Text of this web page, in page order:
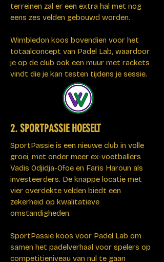
terreinen zal er een extra hal met nog
eens zes velden gebouwd worden.
Wimbledon koos bovendien voor het
totaalconcept van Padel Lab, waardoor
je op de club ook een muur met rackets
vindt die je kan testen tijdens je sessie.
2. SPORTPASSIE HOESELT
SportPassie is een nieuwe club in volle
groei, met onder meer ex-voetballers
Vadis Odjidja-Ofoe en Faris Haroun als
investeerders. De knappe locatie met
vier overdekte velden biedt een
zekerheid op kwalitatieve
omstandigheden.
SportPassie koos voor Padel Lab om
samen het padelverhaal voor spelers op
competitieniveau van nul te gaan